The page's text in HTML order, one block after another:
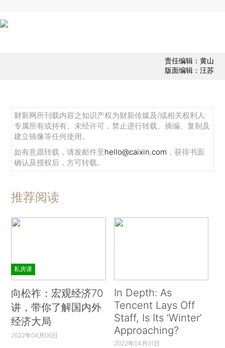
责任编辑：黄山
版面编辑：汪苏
财新网所刊载内容之知识产权为财新传媒及/或相关权利人
专属所有或持有。未经许可，禁止进行转载、摘编、复制及
建立镜像等任何使用。
如有意愿转载，请发邮件至hello@caixin.com ，获得书面
确认及授权后，方可转载。
推荐阅读
私房课
向松祚：宏观经济70
讲，带你了解国内外
经济大局
2022年04月06日
In Depth: As
Tencent Lays Off
Staff, Is Its ‘Winter’
Approaching?
2022年04月01日